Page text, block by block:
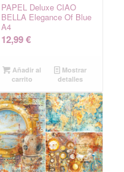
PAPEL Deluxe CIAO
BELLA Elegance Of Blue
A4
12,99€
Añadir al
carrito
Mostrar
detalles